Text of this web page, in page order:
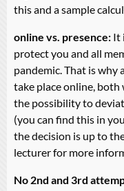
this and a sample
online vs. presence: It
protect you and all
pandemic. That is why
take place online,
the possibility to
(you can find this in
the decision is up to
lecturer for more
No 2nd and 3rd